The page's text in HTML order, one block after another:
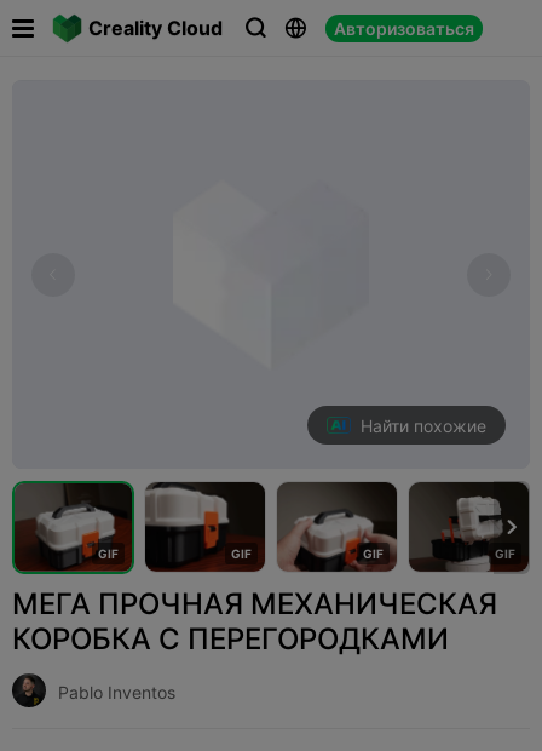
Creality Cloud   Авторизоваться
Найти похожие
GIF GIF GIF GIF

МЕГА ПРОЧНАЯ МЕХАНИЧЕСКАЯ
КОРОБКА С ПЕРЕГОРОДКАМИ
Pablo Inventos